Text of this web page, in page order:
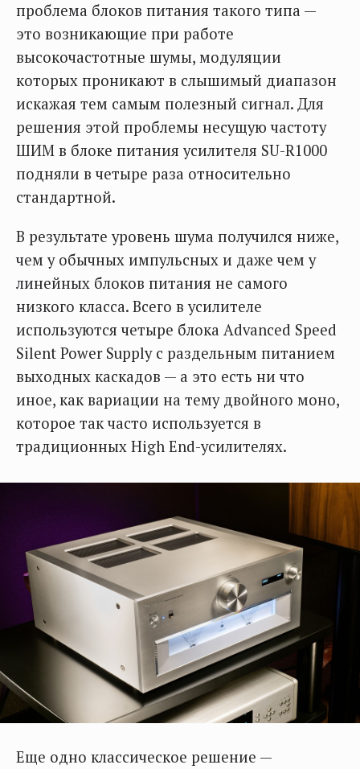
проблема блоков питания такого типа —
это возникающие при работе
высокочастотные шумы, модуляции
которых проникают в слышимый диапазон
искажая тем самым полезный сигнал. Для
решения этой проблемы несущую частоту
ШИМ в блоке питания усилителя SU-R1000
подняли в четыре раза относительно
стандартной.
В результате уровень шума получился ниже,
чем у обычных импульсных и даже чем у
линейных блоков питания не самого
низкого класса. Всего в усилителе
используются четыре блока Advanced Speed
Silent Power Supply с раздельным питанием
выходных каскадов — а это есть ни что
иное, как вариации на тему двойного моно,
которое так часто используется в
традиционных High End-усилителях.
Еще одно классическое решение —